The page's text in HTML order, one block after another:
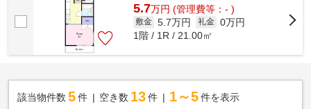
5.7万円 (管理費等：- )
敷金 5.7万円 礼金 0万円
1階 / 1R / 21.00㎡
該当物件数 5件 空き数 13 件 1～5 件を表示